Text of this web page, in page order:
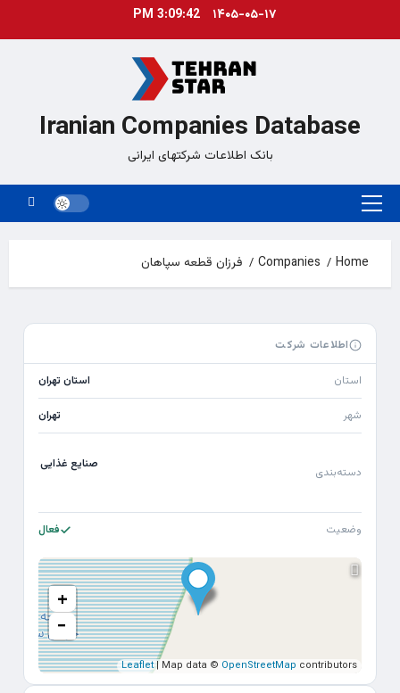
۱۴۰۵-۰۵-۱۷ 3:09:42 PM
Iranian Companies Database
بانک اطلاعات شرکتهای ایرانی
Primary
Home
Companies فرزان قطعه سپاهان
اطلاعات شرکت
استان استان تهران
شهر تهران
دسته‌بندی
صنایع غذایی
وضعیت فعال
+
−
Leaflet| Map data © OpenStreetMap contributors